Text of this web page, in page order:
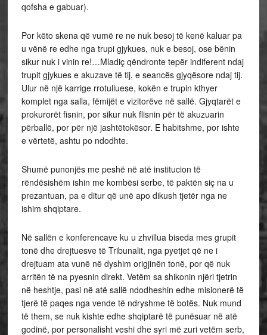
qofsha e gabuar).
Por këto skena që vumë re ne nuk besoj të kenë kaluar pa
u vënë re edhe nga trupi gjykues, nuk e besoj, ose bënin
sikur nuk i vinin re!…Mladiç qëndronte tepër indiferent ndaj
trupit gjykues e akuzave të tij, e seancës gjyqësore ndaj tij.
Ulur në një karrige rrotulluese, kokën e trupin kthyer
komplet nga salla, fëmijët e vizitorëve në sallë. Gjyqtarët e
prokurorët fisnin, por sikur nuk flisnin për të akuzuarin
përballë, por për një jashtëtokësor. E habitshme, por ishte
e vërtetë, ashtu po ndodhte.
Shumë punonjës me peshë në atë institucion të
rëndësishëm ishin me kombësi serbe, të paktën siç na u
prezantuan, pa e ditur që unë apo dikush tjetër nga ne
ishim shqiptare.
Në sallën e konferencave ku u zhvillua biseda mes grupit
tonë dhe drejtuesve të Tribunalit, nga pyetjet që ne i
drejtuam ata vunë në dyshim origjinën tonë, por që nuk
arritën të na pyesnin direkt. Vetëm sa shikonin njëri tjetrin
në heshtje, pasi në atë sallë ndodheshin edhe misionerë të
tjerë të paqes nga vende të ndryshme të botës. Nuk mund
të them, se nuk kishte edhe shqiptarë të punësuar në atë
godinë, por personalisht veshi dhe syri më zuri vetëm serb,